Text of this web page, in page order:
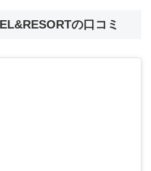
の口コミ